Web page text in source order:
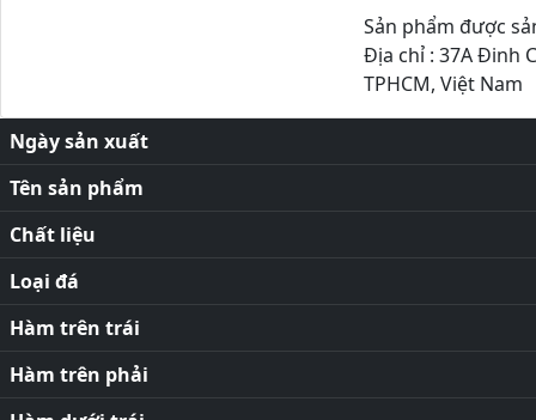
Sản phẩm được
Địa chỉ : 37A Đinh
TPHCM, Việt Nam
Ngày sản xuất
Tên sản phẩm
Chất liệu
Loại đá
Hàm trên trái
Hàm trên phải